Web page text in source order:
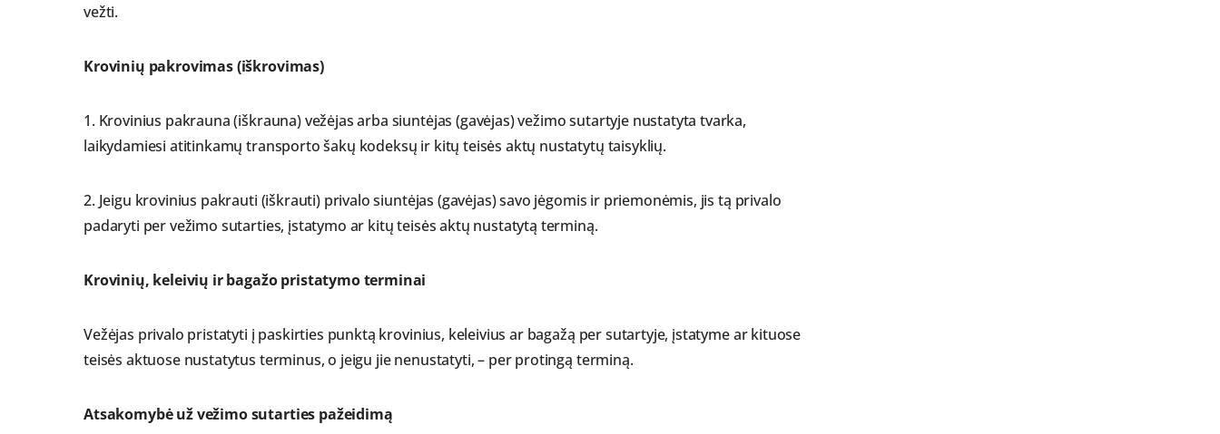
vežti.
Krovinių pakrovimas (iškrovimas)
1. Krovinius pakrauna (iškrauna) vežėjas arba siuntėjas (gavėjas) vežimo sutartyje nustatyta tvarka,
laikydamiesi atitinkamų transporto šakų kodeksų ir kitų teisės aktų nustatytų taisyklių.
2. Jeigu krovinius pakrauti (iškrauti) privalo siuntėjas (gavėjas) savo jėgomis ir priemonėmis, jis tą privalo
padaryti per vežimo sutarties, įstatymo ar kitų teisės aktų nustatytą terminą.
Krovinių, keleivių ir bagažo pristatymo terminai
Vežėjas privalo pristatyti į paskirties punktą krovinius, keleivius ar bagažą per sutartyje, įstatyme ar kituose
teisės aktuose nustatytus terminus, o jeigu jie nenustatyti, – per protingą terminą.
Atsakomybė už vežimo sutarties pažeidimą